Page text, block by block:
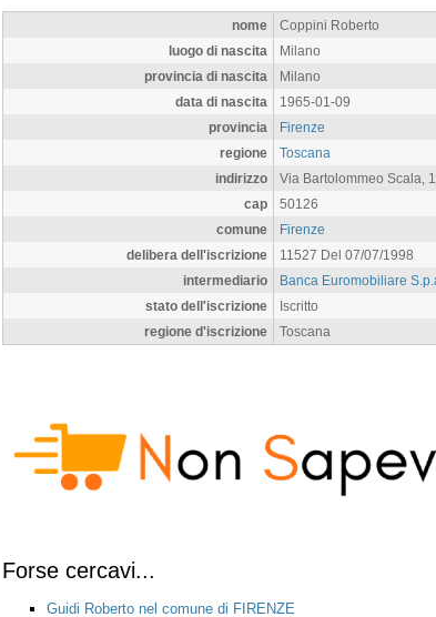
nome
Coppini Roberto
luogo di nascita
Milano
provincia di nascita
Milano
data di nascita
1965-01-09
provincia
Firenze
regione
Toscana
indirizzo
Via Bartolommeo Scala,
cap
50126
comune
Firenze
delibera dell'iscrizione
11527 Del 07/07/1998
intermediario
Banca Euromobiliare
stato dell'iscrizione
Iscritto
regione d'iscrizione
Toscana
Forse cercavi...
Guidi Roberto nel comune di FIRENZE